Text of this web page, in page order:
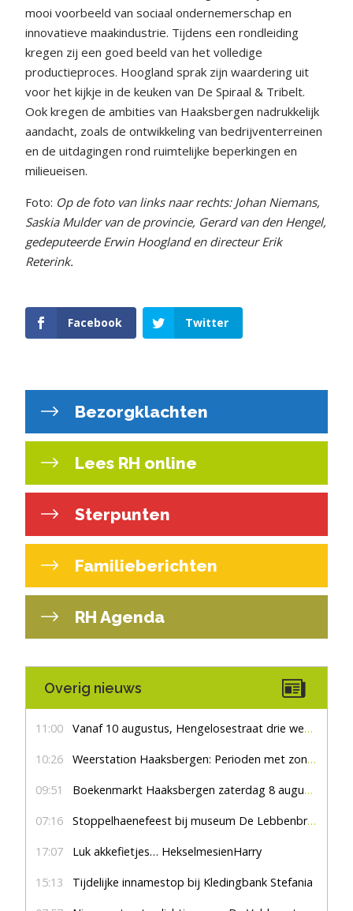
mooi voorbeeld van sociaal ondernemerschap en
innovatieve maakindustrie. Tijdens een rondleiding
kregen zij een goed beeld van het volledige
productieproces. Hoogland sprak zijn waardering uit
voor het kijkje in de keuken van De Spiraal & Tribelt.
Ook kregen de ambities van Haaksbergen nadrukkelijk
aandacht, zoals de ontwikkeling van bedrijventerreinen
en de uitdagingen rond ruimtelijke beperkingen en
milieueisen.
Foto: Op de foto van links naar rechts: Johan Niemans,
Saskia Mulder van de provincie, Gerard van den Hengel,
gedeputeerde Erwin Hoogland en directeur Erik
Reterink.
Facebook Twitter
Bezorgklachten
Lees RH online
Sterpunten
Familieberichten
RH Agenda
Overig nieuws
11:00 Vanaf 10 augustus, Hengelosestraat drie weken dicht voor doorgaand verkeer
10:26 Weerstation Haaksbergen: Perioden met zon en droog
09:51 Boekenmarkt Haaksbergen zaterdag 8 augustus, marktplein Haaksbergen
07:16 Stoppelhaenefeest bij museum De Lebbenbrugge
17:07 Luk akkefietjes… HekselmesienHarry
15:13 Tijdelijke innamestop bij Kledingbank Stefania